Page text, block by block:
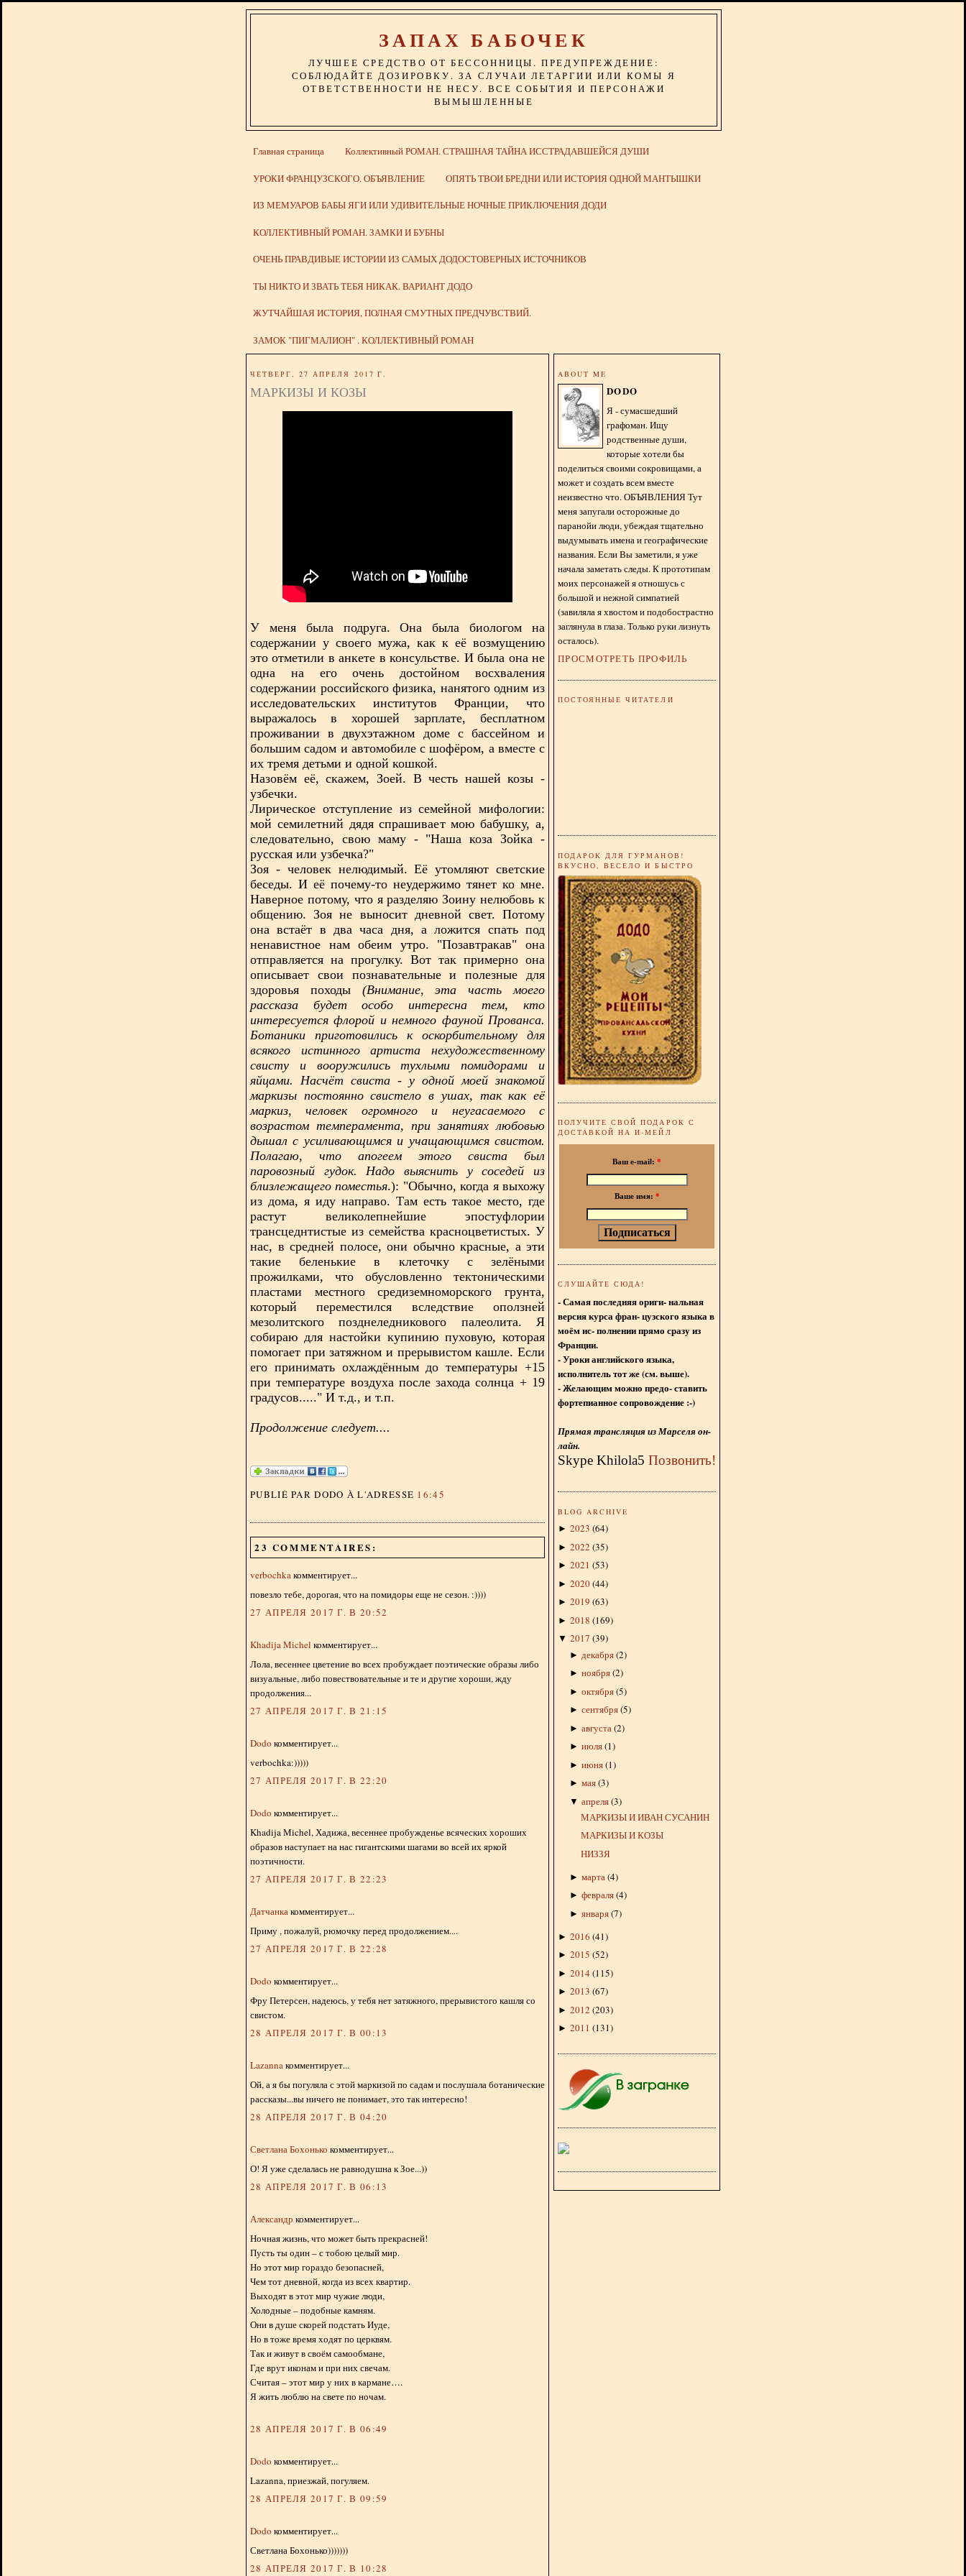
ЗАПАХ БАБОЧЕК
ЛУЧШЕЕ СРЕДСТВО ОТ БЕССОННИЦЫ. ПРЕДУПРЕЖДЕНИЕ:
СОБЛЮДАЙТЕ ДОЗИРОВКУ. ЗА СЛУЧАИ ЛЕТАРГИИ ИЛИ КОМЫ Я
ОТВЕТСТВЕННОСТИ НЕ НЕСУ. ВСЕ СОБЫТИЯ И ПЕРСОНАЖИ
ВЫМЫШЛЕННЫЕ
Главная страница Коллективный РОМАН. СТРАШНАЯ ТАЙНА ИССТРАДАВШЕЙСЯ ДУШИ
УРОКИ ФРАНЦУЗСКОГО. ОБЪЯВЛЕНИЕ ОПЯТЬ ТВОИ БРЕДНИ ИЛИ ИСТОРИЯ ОДНОЙ МАНТЫШКИ
ИЗ МЕМУАРОВ БАБЫ ЯГИ ИЛИ УДИВИТЕЛЬНЫЕ НОЧНЫЕ ПРИКЛЮЧЕНИЯ ДОДИ
КОЛЛЕКТИВНЫЙ РОМАН. ЗАМКИ И БУБНЫ
ОЧЕНЬ ПРАВДИВЫЕ ИСТОРИИ ИЗ САМЫХ ДОДОСТОВЕРНЫХ ИСТОЧНИКОВ
ТЫ НИКТО И ЗВАТЬ ТЕБЯ НИКАК. ВАРИАНТ ДОДО
ЖУТЧАЙШАЯ ИСТОРИЯ, ПОЛНАЯ СМУТНЫХ ПРЕДЧУВСТВИЙ.
ЗАМОК "ПИГМАЛИОН" . КОЛЛЕКТИВНЫЙ РОМАН
ЧЕТВЕРГ, 27 АПРЕЛЯ 2017 Г.
МАРКИЗЫ И КОЗЫ
У меня была подруга. Она была биологом на
содержании у своего мужа, как к её возмущению
это отметили в анкете в консульстве. И была она не
одна на его очень достойном восхваления
содержании российского физика, нанятого одним из
исследовательских институтов Франции, что
выражалось в хорошей зарплате, бесплатном
проживании в двухэтажном доме с бассейном и
большим садом и автомобиле с шофёром, а вместе с
их тремя детьми и одной кошкой.
Назовём её, скажем, Зоей. В честь нашей козы -
узбечки.
Лирическое отступление из семейной мифологии:
мой семилетний дядя спрашивает мою бабушку, а,
следовательно, свою маму - "Наша коза Зойка -
русская или узбечка?"
Зоя - человек нелюдимый. Её утомляют светские
беседы. И её почему-то неудержимо тянет ко мне.
Наверное потому, что я разделяю Зоину нелюбовь к
общению. Зоя не выносит дневной свет. Потому
она встаёт в два часа дня, а ложится спать под
ненавистное нам обеим утро. "Позавтракав" она
отправляется на прогулку. Вот так примерно она
описывает свои познавательные и полезные для
здоровья походы (Внимание, эта часть моего
рассказа будет особо интересна тем, кто
интересуется флорой и немного фауной Прованса.
Ботаники приготовились к оскорбительному для
всякого истинного артиста нехудожественному
свисту и вооружились тухлыми помидорами и
яйцами. Насчёт свиста - у одной моей знакомой
маркизы постоянно свистело в ушах, так как её
маркиз, человек огромного и неугасаемого с
возрастом темперамента, при занятиях любовью
дышал с усиливающимся и учащающимся свистом.
Полагаю, что апогеем этого свиста был
паровозный гудок. Надо выяснить у соседей из
близлежащего поместья.): "Обычно, когда я выхожу
из дома, я иду направо. Там есть такое место, где
растут великолепнейшие эпостуфлории
трансцеднтистые из семейства красноцветистых. У
нас, в средней полосе, они обычно красные, а эти
такие беленькие в клеточку с зелёными
прожилками, что обусловленно тектоническими
пластами местного средиземноморского грунта,
который переместился вследствие оползней
мезолитского позднеледникового палеолита. Я
собираю для настойки купинию пуховую, которая
помогает при затяжном и прерывистом кашле. Если
его принимать охлаждённым до температуры +15
при температуре воздуха после захода солнца + 19
градусов....." И т.д., и т.п.
Продолжение следует....
PUBLIÉ PAR DODO À L'ADRESSE 16:45
23 COMMENTAIRES:
verbochkaкомментирует...
повезло тебе, дорогая, что на помидоры еще не сезон. :))))
27 АПРЕЛЯ 2017 Г. В 20:52
Khadija Michel комментирует...
Лола, весеннее цветение во всех пробуждает поэтические образы либо
визуальные, либо повествовательные и те и другие хороши, жду
продолжения...
27 АПРЕЛЯ 2017 Г. В 21:15
Dodo комментирует...
verbochka:)))))
27 АПРЕЛЯ 2017 Г. В 22:20
Dodo комментирует...
Khadija Michel, Хадижа, весеннее пробужденье всяческих хороших
образов наступает на нас гигантскими шагами во всей их яркой
поэтичности.
27 АПРЕЛЯ 2017 Г. В 22:23
Датчанкакомментирует...
Приму , пожалуй, рюмочку перед продолжением....
27 АПРЕЛЯ 2017 Г. В 22:28
Dodo комментирует...
Фру Петерсен, надеюсь, у тебя нет затяжного, прерывистого кашля со
свистом.
28 АПРЕЛЯ 2017 Г. В 00:13
Lazannaкомментирует...
Ой, а я бы погуляла с этой маркизой по садам и послушала ботанические
рассказы...вы ничего не понимает, это так интересно!
28 АПРЕЛЯ 2017 Г. В 04:20
Светлана Бохонько комментирует...
О! Я уже сделалась не равнодушна к Зое...))
28 АПРЕЛЯ 2017 Г. В 06:13
Александр комментирует...
Ночная жизнь, что может быть прекрасней!
Пусть ты один – с тобою целый мир.
Но этот мир гораздо безопасней,
Чем тот дневной, когда из всех квартир.
Выходят в этот мир чужие люди,
Холодные – подобные камням.
Они в душе скорей подстать Иуде,
Но в тоже время ходят по церквям.
Так и живут в своём самообмане,
Где врут иконам и при них свечам.
Считая – этот мир у них в кармане….
Я жить люблю на свете по ночам.
28 АПРЕЛЯ 2017 Г. В 06:49
Dodo комментирует...
Lazanna, приезжай, погуляем.
28 АПРЕЛЯ 2017 Г. В 09:59
Dodo комментирует...
Светлана Бохонько)))))))
28 АПРЕЛЯ 2017 Г. В 10:28
ABOUT ME
DODO
Я - сумасшедший
графоман. Ищу
родственные души,
которые хотели бы
поделиться своими сокровищами, а
может и создать всем вместе
неизвестно что. ОБЪЯВЛЕНИЯ Тут
меня запугали осторожные до
паранойи люди, убеждая тщательно
выдумывать имена и географические
названия. Если Вы заметили, я уже
начала заметать следы. К прототипам
моих персонажей я отношусь с
большой и нежной симпатией
(завиляла я хвостом и подобострастно
заглянула в глаза. Только руки лизнуть
осталось).
ПРОСМОТРЕТЬ ПРОФИЛЬ
ПОСТОЯННЫЕ ЧИТАТЕЛИ
ПОДАРОК ДЛЯ ГУРМАНОВ!
ВКУСНО, ВЕСЕЛО И БЫСТРО
ПОЛУЧИТЕ СВОЙ ПОДАРОК С
ДОСТАВКОЙ НА И-МЕЙЛ
Ваш e-mail: *
Ваше имя: *
СЛУШАЙТЕ СЮДА!
- Самая последняя ориги- нальная
версия курса фран- цузского языка в
моём ис- полнении прямо сразу из
Франции.
- Уроки английского языка,
исполнитель тот же (см. выше).
- Желающим можно предо- ставить
фортепианное сопровождение :-)
Прямая трансляция из Марселя он-
лайн.
Skype Khilola5 Позвонить!
BLOG ARCHIVE
► 2023 (64)
► 2022 (35)
► 2021 (53)
► 2020(44)
► 2019 (63)
► 2018 (169)
▼ 2017 (39)
► декабря(2)
► ноября(2)
► октября(5)
► сентября(5)
► августа (2)
► июля(1)
► июня(1)
► мая(3)
▼ апреля(3)
МАРКИЗЫ И ИВАН СУСАНИН
МАРКИЗЫ И КОЗЫ
НИЗЗЯ
► марта(4)
► февраля(4)
► января(7)
► 2016 (41)
► 2015 (52)
► 2014 (115)
► 2013 (67)
► 2012 (203)
► 2011 (131)